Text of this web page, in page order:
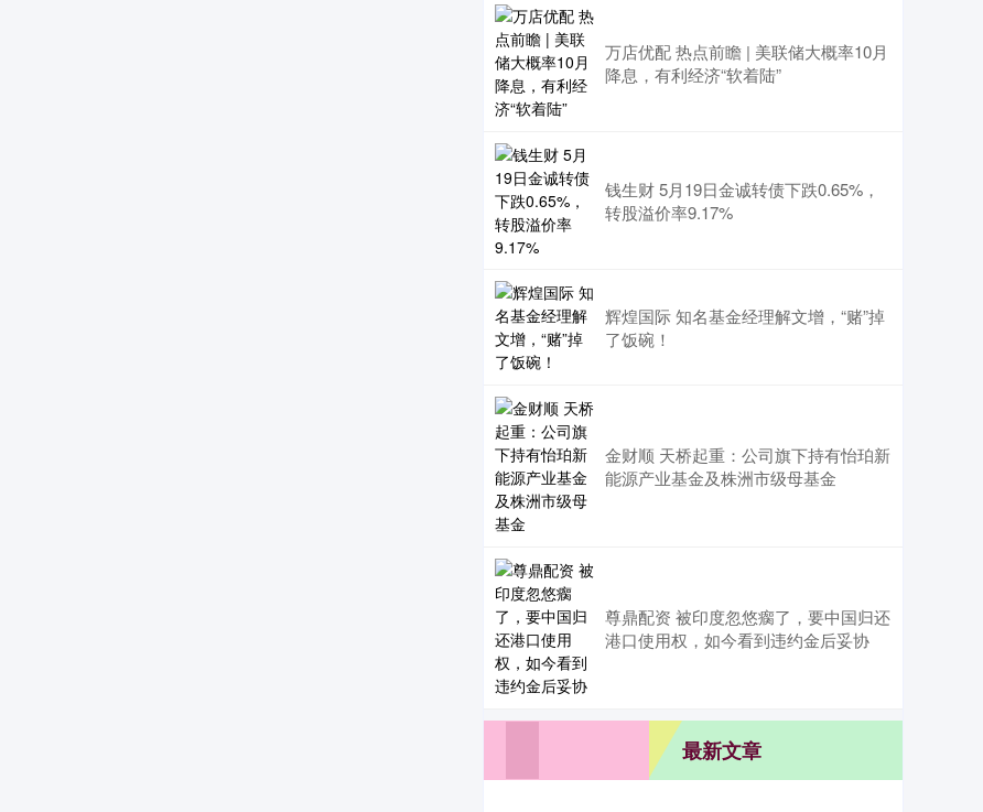
万店优配 热点前瞻 | 美联储大概率10月
降息，有利经济“软着陆”
钱生财 5月19日金诚转债下跌0.65%，
转股溢价率9.17%
辉煌国际 知名基金经理解文增，“赌”掉
了饭碗！
金财顺 天桥起重：公司旗下持有怡珀新
能源产业基金及株洲市级母基金
尊鼎配资 被印度忽悠瘸了，要中国归还
港口使用权，如今看到违约金后妥协
最新文章